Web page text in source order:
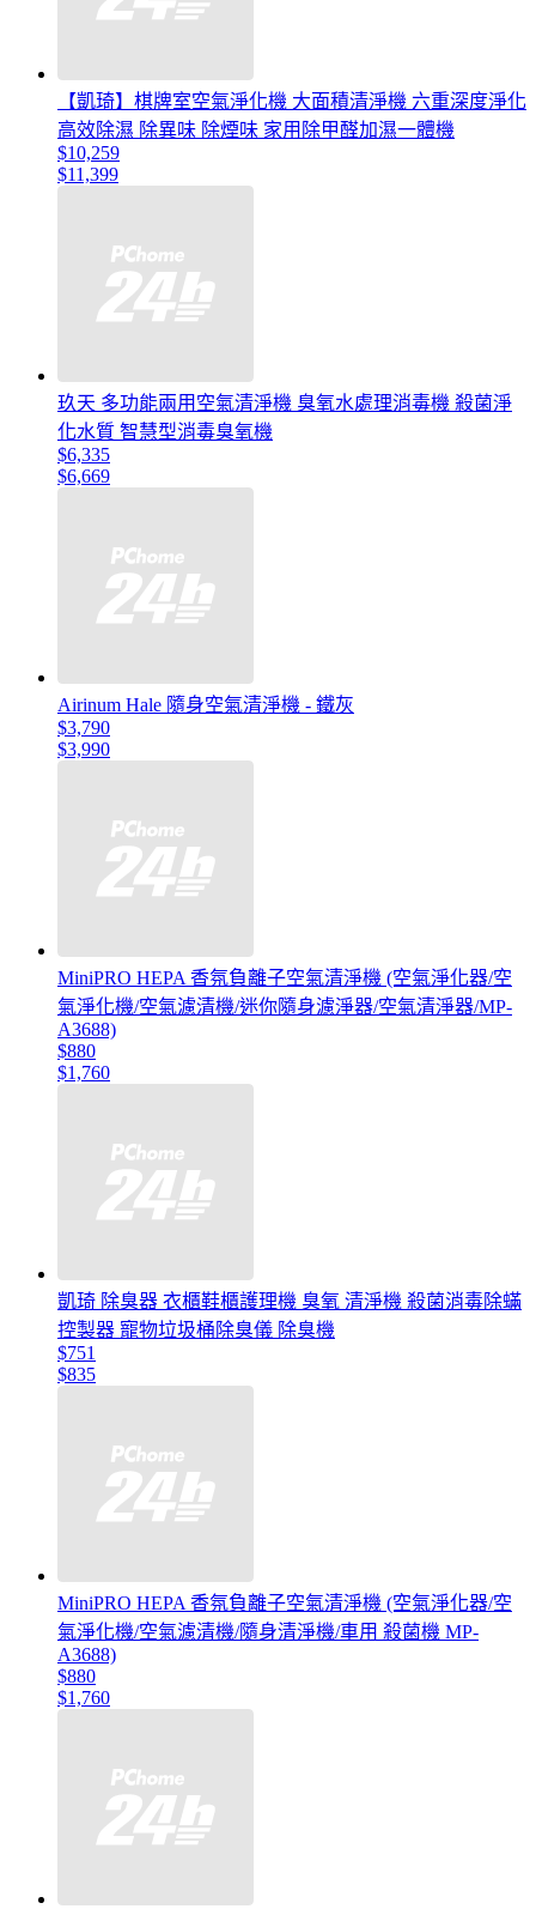
【凱琦】棋牌室空氣淨化機 大面積清淨機 六重深度淨化
高效除濕 除異味 除煙味 家用除甲醛加濕一體機
$10,259
$11,399
玖天 多功能兩用空氣清淨機 臭氧水處理消毒機 殺菌淨
化水質 智慧型消毒臭氧機
$6,335
$6,669
Airinum Hale 隨身空氣清淨機 - 鐵灰
$3,790
$3,990
MiniPRO HEPA 香氛負離子空氣清淨機 (空氣淨化器/空
氣淨化機/空氣濾清機/迷你隨身濾淨器/空氣清淨器/MP-
A3688)
$880
$1,760
凱琦 除臭器 衣櫃鞋櫃護理機 臭氧 清淨機 殺菌消毒除蟎
控製器 寵物垃圾桶除臭儀 除臭機
$751
$835
MiniPRO HEPA 香氛負離子空氣清淨機 (空氣淨化器/空
氣淨化機/空氣濾清機/隨身清淨機/車用 殺菌機 MP-
A3688)
$880
$1,760